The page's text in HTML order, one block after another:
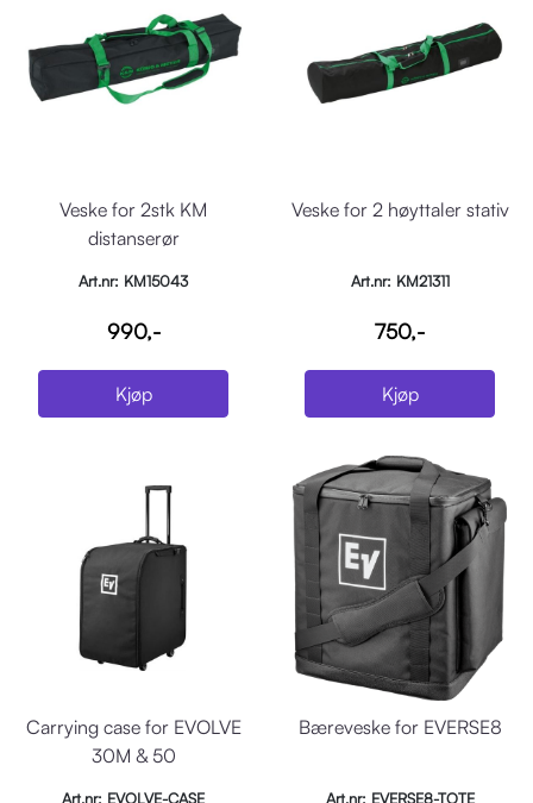
Veske for 2stk KM
distanserør
Art.nr: KM15043
990,-
Kjøp
Veske for 2 høyttaler stativ
Art.nr: KM21311
750,-
Kjøp
Carrying case for EVOLVE
30M & 50
Art.nr: EVOLVE-CASE
Bæreveske for EVERSE8
Art.nr: EVERSE8-TOTE